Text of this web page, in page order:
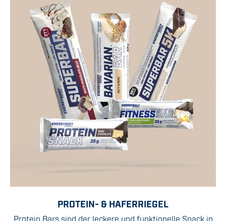
PROTEIN- & HAFERRIEGEL
Protein Bars sind der leckere und funktionelle Snack in